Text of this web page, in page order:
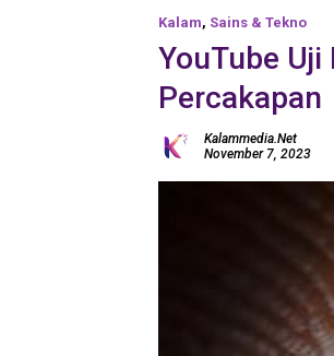
Kalam, Sains & Tekno
YouTube
Percakapan
Kalammedia.net
November 7, 2023